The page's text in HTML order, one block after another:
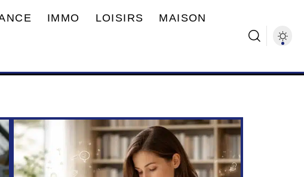
IMMO LOISIRS MAISON